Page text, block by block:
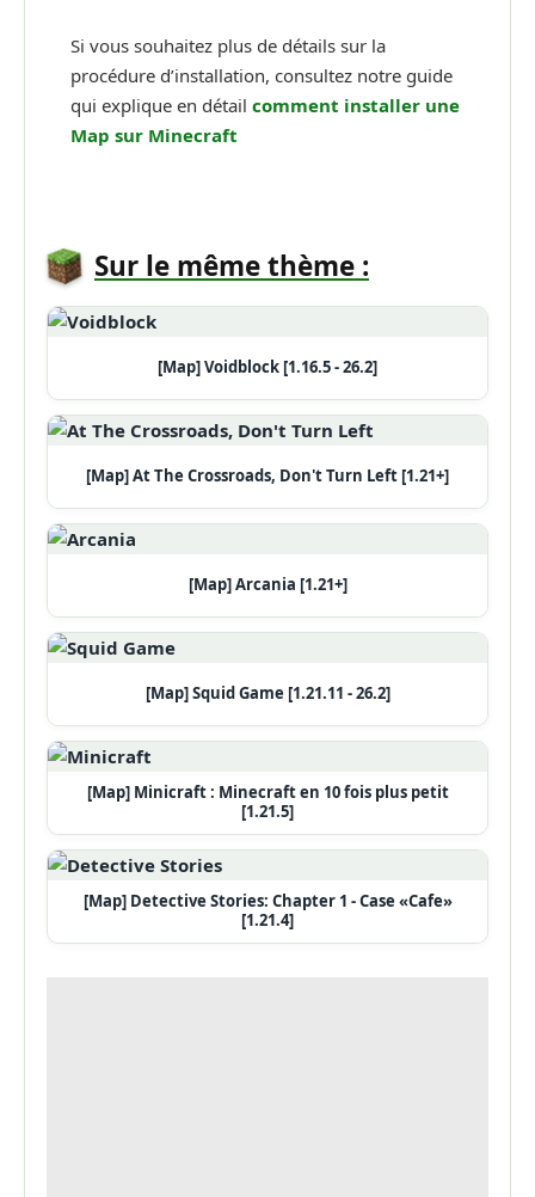
Si vous souhaitez plus de détails sur la
procédure d’installation, consultez notre guide
qui explique en détail comment installer une
Map sur Minecraft
Sur le même thème :
[Map] Voidblock [1.16.5 - 26.2]
[Map] At The Crossroads, Don't Turn Left [1.21+]
[Map] Arcania [1.21+]
[Map] Squid Game [1.21.11 - 26.2]
[Map] Minicraft : Minecraft en 10 fois plus petit
[1.21.5]
[Map] Detective Stories: Chapter 1 - Case «Cafe»
[1.21.4]